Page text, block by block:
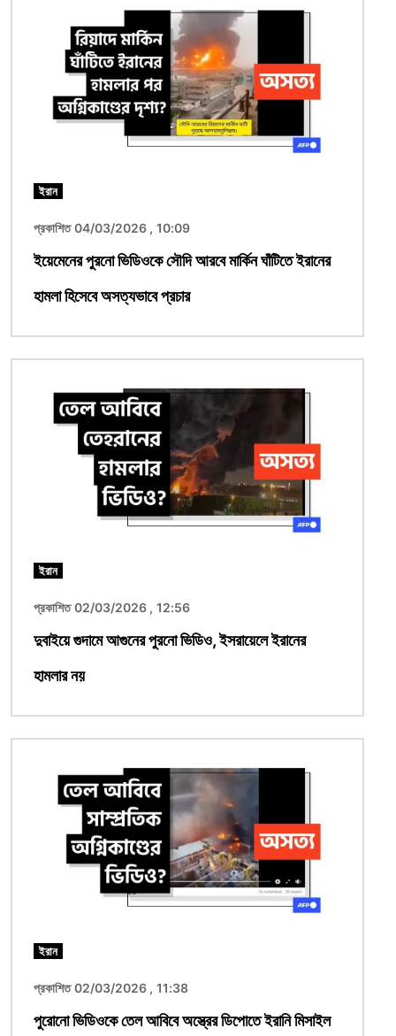
ইরান
প্রকাশিত 04/03/2026 , 10:09
ইয়েমেনের পুরনো ভিডিওকে সৌদি আরবে মার্কিন ঘাঁটিতে ইরানের
হামলা হিসেবে অসত্যভাবে প্রচার
ইরান
প্রকাশিত 02/03/2026 , 12:56
দুবাইয়ে গুদামে আগুনের পুরনো ভিডিও, ইসরায়েলে ইরানের
হামলার নয়
ইরান
প্রকাশিত 02/03/2026 , 11:38
পুরোনো ভিডিওকে তেল আবিবে অস্ত্রের ডিপোতে ইরানি মিসাইল